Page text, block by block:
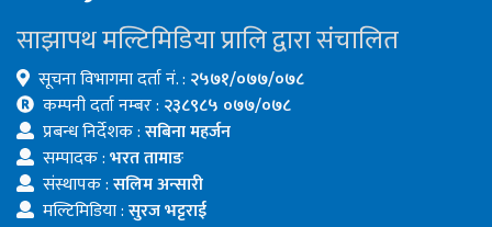
साझापथ मल्टिमिडिया प्रालि द्वारा संचालित
सूचना विभागमा दर्ता नं. : २५७१/०७७/०७८
कम्पनी दर्ता नम्बर : २३८९८५ ०७७/०७८
प्रबन्ध निर्देशक :सबिना महर्जन
सम्पादक :भरत तामाङ
संस्थापक :सलिम अन्सारी
मल्टिमिडिया :सुरज भट्टराई